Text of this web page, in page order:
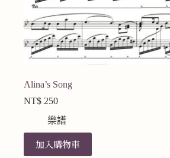
Alina’s Song
NT$ 250
樂譜
加入購物車